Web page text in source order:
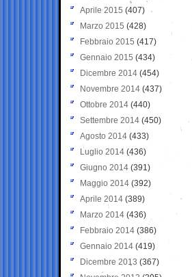
Aprile 2015 (407)
Marzo 2015 (428)
Febbraio 2015 (417)
Gennaio 2015 (434)
Dicembre 2014 (454)
Novembre 2014 (437)
Ottobre 2014 (440)
Settembre 2014 (450)
Agosto 2014 (433)
Luglio 2014 (436)
Giugno 2014 (391)
Maggio 2014 (392)
Aprile 2014 (389)
Marzo 2014 (436)
Febbraio 2014 (386)
Gennaio 2014 (419)
Dicembre 2013 (367)